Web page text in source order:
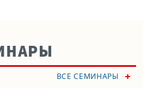
ВСЕ СЕМИНАРЫ